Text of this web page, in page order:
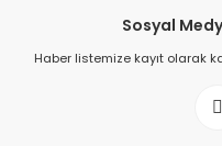
Sosyal
Haber listemize kayıt olarak